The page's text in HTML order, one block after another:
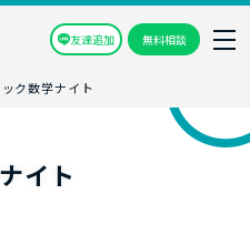
友達追加 無料相談
ク数学ナイト
イト